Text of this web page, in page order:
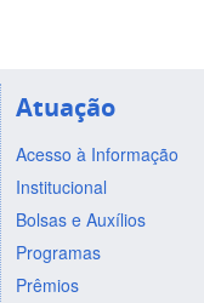
Atuação
Acesso à Informação
Institucional
Bolsas e Auxílios
Programas
Prêmios